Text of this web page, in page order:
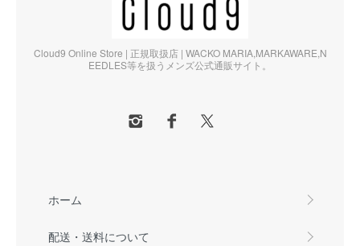
Cloud9 Online Store | 正規取扱店 | WACKO MARIA,MARKAWARE,N
EEDLES等を扱うメンズ公式通販サイト。
ホーム
配送・送料について